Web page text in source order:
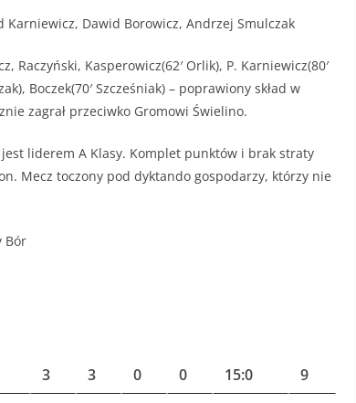
Karniewicz, Dawid Borowicz, Andrzej Smulczak
Raczyński, Kasperowicz(62′ Orlik), P. Karniewicz(80′
Boczek(70′ Szcześniak) – poprawiony skład w
zagrał przeciwko Gromowi Świelino.
liderem A Klasy. Komplet punktów i brak straty
Mecz toczony pod dyktando gospodarzy, którzy nie
Bór
3 3 0 0 15:0
9